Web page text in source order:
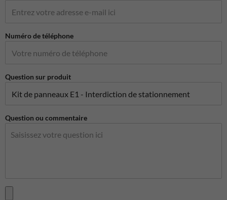
Numéro de téléphone
Question sur produit
Question ou commentaire